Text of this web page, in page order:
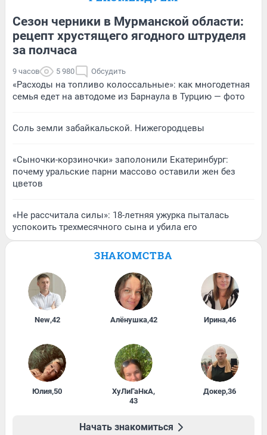
Сезон черники в Мурманской области:
рецепт хрустящего ягодного штруделя
за полчаса
9 часов 5 980 Обсудить
«Расходы на топливо колоссальные»: как многодетная
семья едет на автодоме из Барнаула в Турцию — фото
Соль земли забайкальской. Нижегородцевы
«Сыночки-корзиночки» заполонили Екатеринбург:
почему уральские парни массово оставили жен без
цветов
«Не рассчитала силы»: 18-летняя ужурка пыталась
успокоить трехмесячного сына и убила его
ЗНАКОМСТВА
New,42 Алёнушка,42 Ирина,46
Юлия,50 ХуЛиГаНкА,
43
Докер,36
Начать знакомиться